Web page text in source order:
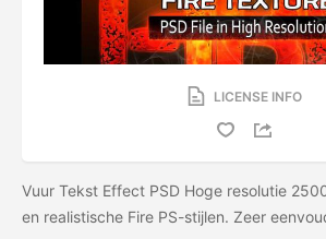
LICENSE INFO
Vuur Tekst Effect PSD Hoge resolutie
en realistische Fire PS-stijlen. Zeer